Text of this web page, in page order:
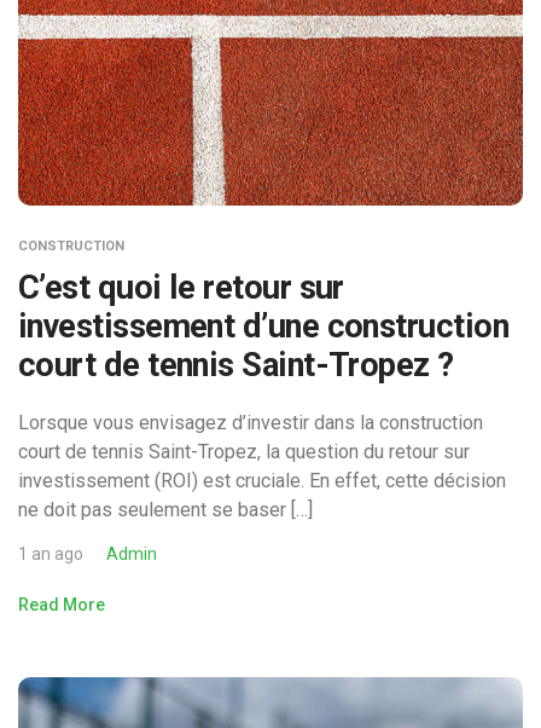
CONSTRUCTION
C’est quoi le retour sur
investissement d’une construction
court de tennis Saint-Tropez ?
Lorsque vous envisagez d’investir dans la construction
court de tennis Saint-Tropez, la question du retour sur
investissement (ROI) est cruciale. En effet, cette décision
ne doit pas seulement se baser […]
1 an ago Admin
Read More